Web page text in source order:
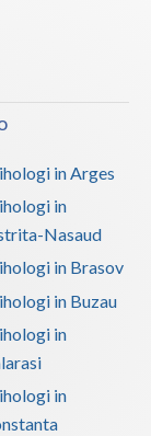
in Arges
in
Nasaud
in Brasov
in Buzau
in
in